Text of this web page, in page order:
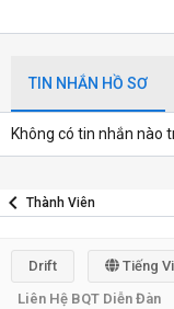
TIN NHẮN HỒ SƠ
Không có tin nhắn nào
Thành Viên
Drift
Tiếng
Liên Hệ BQT Diễn Đàn